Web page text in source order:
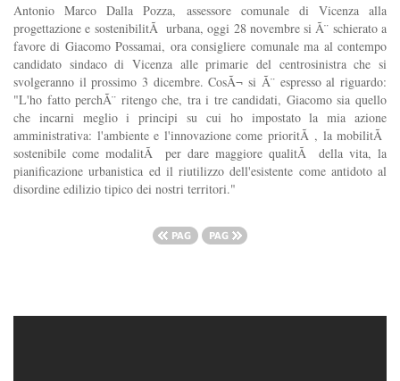
Antonio Marco Dalla Pozza, assessore comunale di Vicenza alla
progettazione e sostenibilitÃ urbana, oggi 28 novembre si Ã¨ schierato a
favore di Giacomo Possamai, ora consigliere comunale ma al contempo
candidato sindaco di Vicenza alle primarie del centrosinistra che si
svolgeranno il prossimo 3 dicembre. CosÃ¬ si Ã¨ espresso al riguardo:
"L'ho fatto perchÃ¨ ritengo che, tra i tre candidati, Giacomo sia quello
che incarni meglio i principi su cui ho impostato la mia azione
amministrativa: l'ambiente e l'innovazione come prioritÃ , la mobilitÃ
sostenibile come modalitÃ per dare maggiore qualitÃ della vita, la
pianificazione urbanistica ed il riutilizzo dell'esistente come antidoto al
disordine edilizio tipico dei nostri territori."